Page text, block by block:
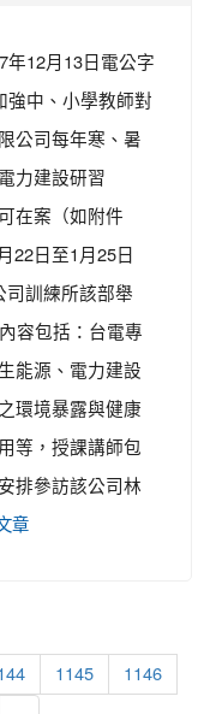
12月13日電公字
強中、小學教師對
公司每年寒、暑
力建設研習
在案（如附件
22日至1月25日
司訓練所該部舉
容包括：台電專
能源、電力建設
環境暴露與健康
等，授課講師包
排參訪該公司林
章
1145 1146